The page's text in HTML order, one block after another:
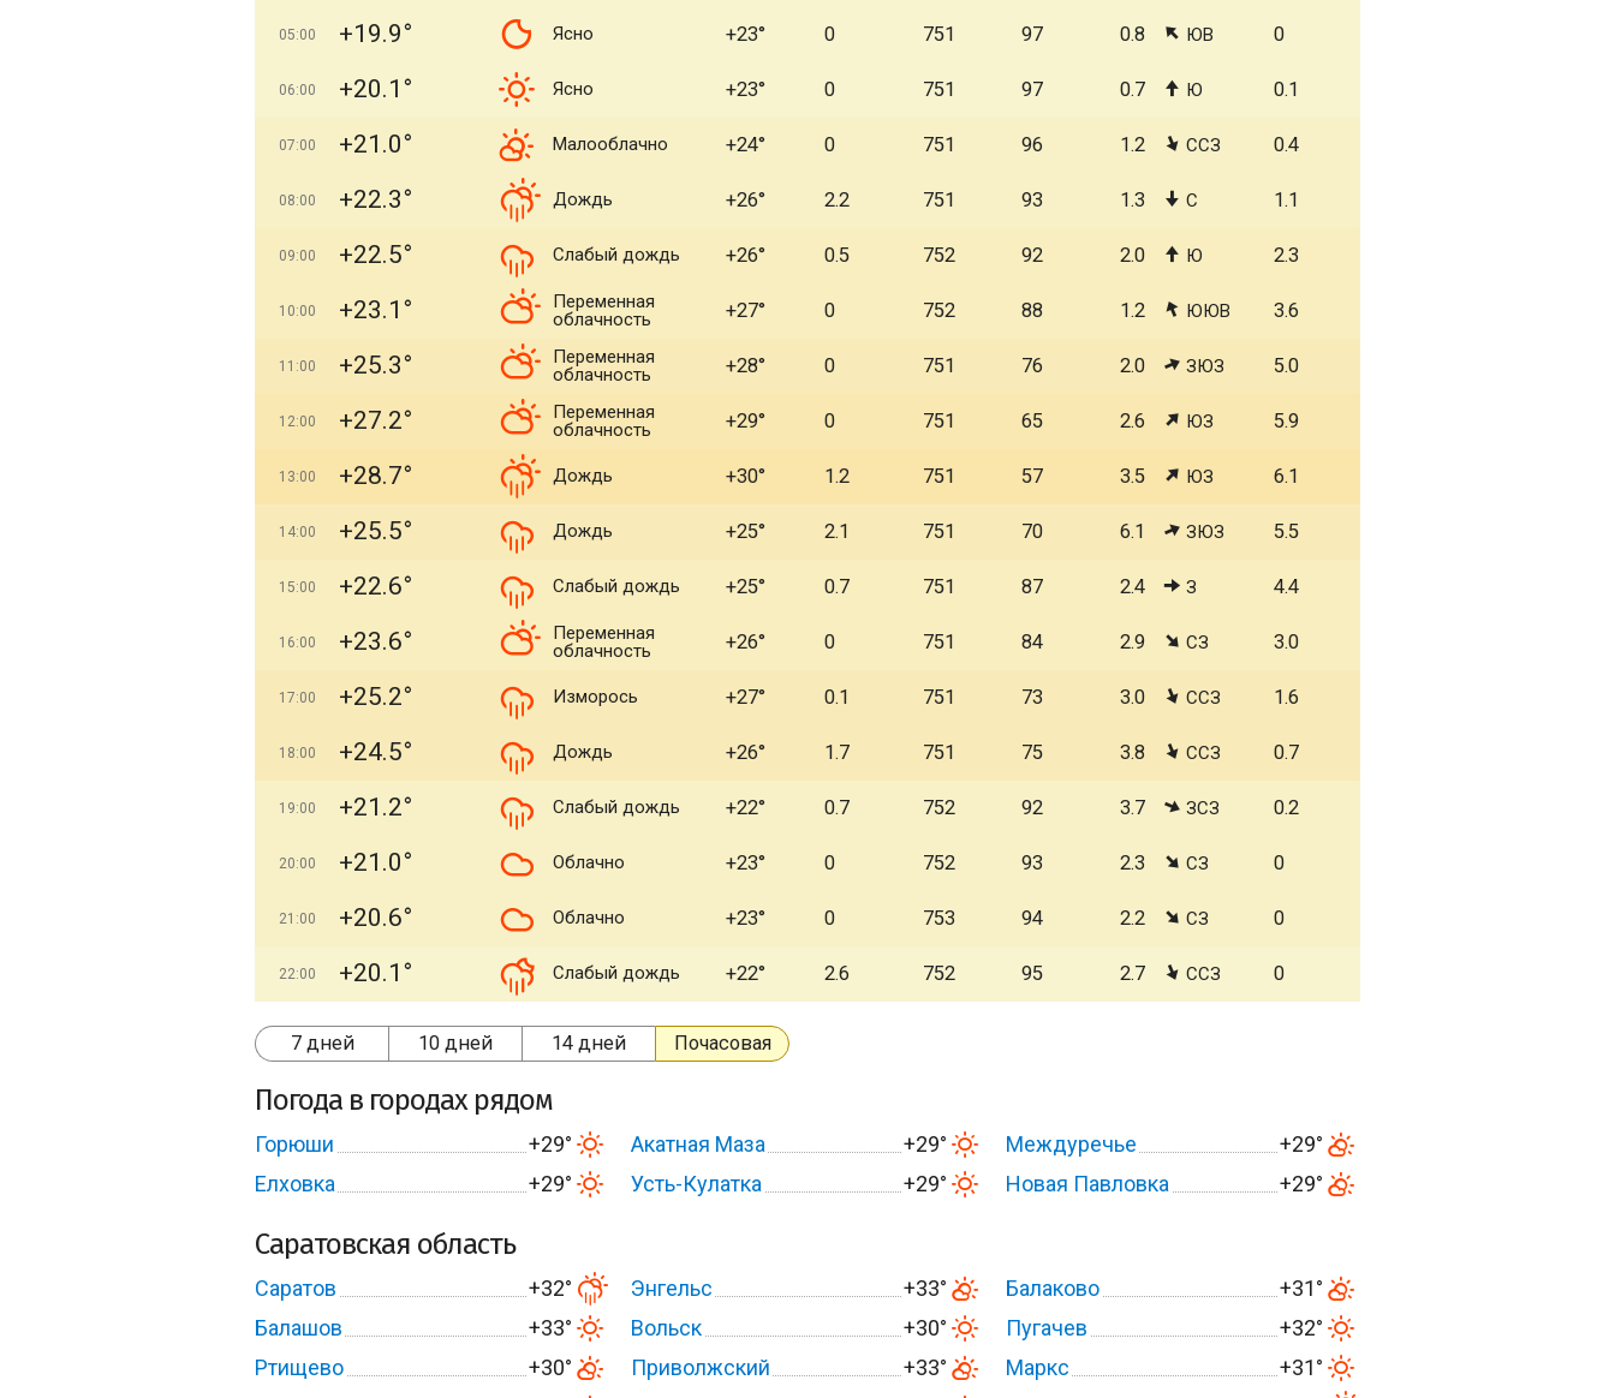
05:00 +19.9° Ясно +23° 0 751 97 0.8 ЮВ 0
06:00 +20.1° Ясно +23° 0 751 97 0.7 Ю 0.1
07:00 +21.0° Малооблачно +24° 0 751 96 1.2 ССЗ 0.4
08:00 +22.3° Дождь +26° 2.2 751 93 1.3 С 1.1
09:00 +22.5° Слабый дождь +26° 0.5 752 92 2.0 Ю 2.3
10:00 +23.1°
Переменная
облачность
+27° 0 752 88 1.2 ЮЮВ 3.6
11:00 +25.3°
Переменная
облачность
+28° 0 751 76 2.0 ЗЮЗ 5.0
12:00 +27.2°
Переменная
облачность
+29° 0 751 65 2.6 ЮЗ 5.9
13:00 +28.7° Дождь +30° 1.2 751 57 3.5 ЮЗ 6.1
14:00 +25.5° Дождь +25° 2.1 751 70 6.1 ЗЮЗ 5.5
15:00 +22.6° Слабый дождь +25° 0.7 751 87 2.4 З 4.4
16:00 +23.6°
Переменная
облачность
+26° 0 751 84 2.9 СЗ 3.0
17:00 +25.2° Изморось +27° 0.1 751 73 3.0 ССЗ 1.6
18:00 +24.5° Дождь +26° 1.7 751 75 3.8 ССЗ 0.7
19:00 +21.2° Слабый дождь +22° 0.7 752 92 3.7 ЗСЗ 0.2
20:00 +21.0° Облачно +23° 0 752 93 2.3 СЗ 0
21:00 +20.6° Облачно +23° 0 753 94 2.2 СЗ 0
22:00 +20.1° Слабый дождь +22° 2.6 752 95 2.7 ССЗ 0
7 дней 10 дней 14 дней Почасовая
Погода в городах рядом
Горюши +29° Акатная Маза +29° Междуречье
+29°
Елховка
+29° Усть-Кулатка +29° Новая Павловка +29°
Саратовская область
Саратов +32° Энгельс +33° Балаково
+31°
Балашов
+33° Вольск +30° Пугачев
+32°
Ртищево
+30° Приволжский +33° Маркс
+31°